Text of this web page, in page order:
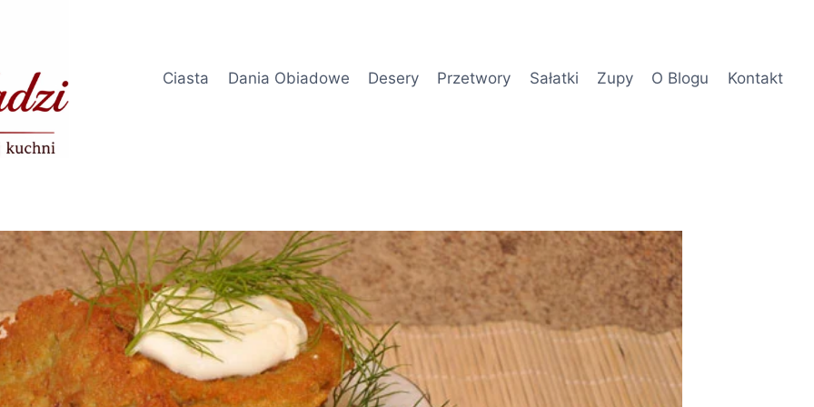
Ciasta
Dania Obiadowe Desery Przetwory Sałatki Zupy O Blogu Kontakt